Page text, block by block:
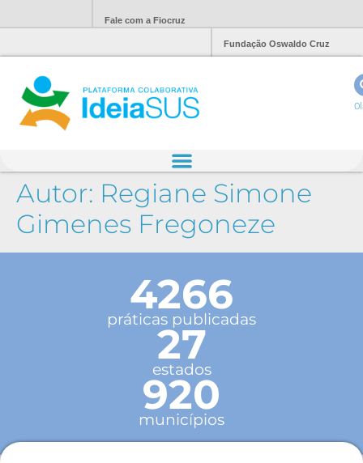
Fale com a Fiocruz
Fundação Oswaldo Cruz
Autor: Regiane Simone
Gimenes Fregoneze
4266
práticas publicadas
27
estados
920
municípios